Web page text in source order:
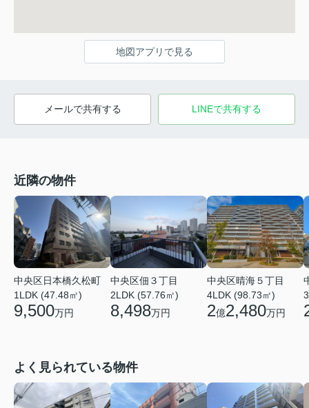
地図アプリで見る
メールで共有する LINEで共有する
近隣の物件
中央区日本橋久松町
1LDK (47.48㎡)
9,500万円
中央区佃３丁目
2LDK (57.76㎡)
8,498万円
中央区晴海５丁目
4LDK (98.73㎡)
2億2,480万円
よく見られている物件